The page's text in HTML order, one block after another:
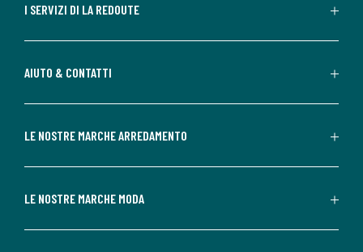
I SERVIZI DI LA REDOUTE
AIUTO & CONTATTI
LE NOSTRE MARCHE ARREDAMENTO
LE NOSTRE MARCHE MODA